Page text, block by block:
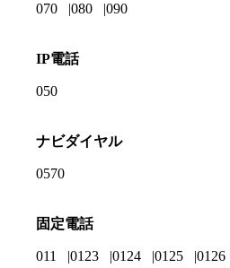
070 080 090
IP電話
050
ナビダイヤル
0570
固定電話
011 0123 0124 0125 0126